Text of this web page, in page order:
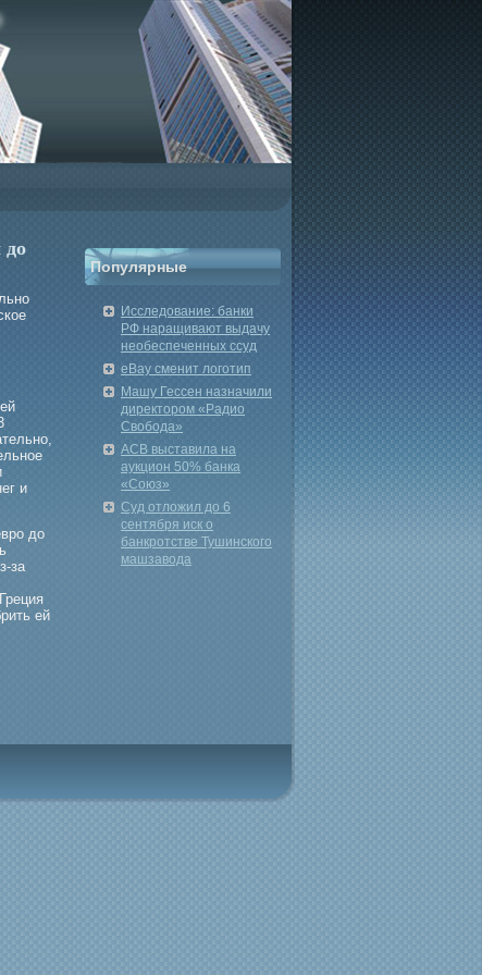
до
и
до
за
ей
Популярные
Исследование: банки
РФ наращивают выдачу
необеспеченных ссуд
eBay сменит логотип
Машу Гессен назначили
директором «Радио
Свобода»
АСВ выставила на
аукцион 50% банка
«Союз»
Суд отложил до 6
сентября иск о
банкротстве Тушинского
машзавода